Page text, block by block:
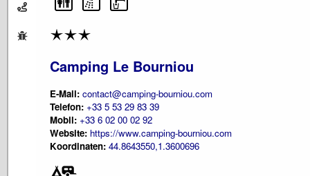
Camping Le Bourniou
E-Mail: contact@camping-bourniou.com
Telefon: +33 5 53 29 83 39
Mobil: +33 6 02 00 02 92
Website: https://www.camping-bourniou.com
Koordinaten: 44.8643550,1.3600696